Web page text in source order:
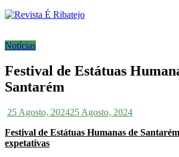
Notícias
Festival de Estátuas
Santarém
25 Agosto, 202425 Agosto, 2024
Festival de Estátuas Humanas de
expetativas